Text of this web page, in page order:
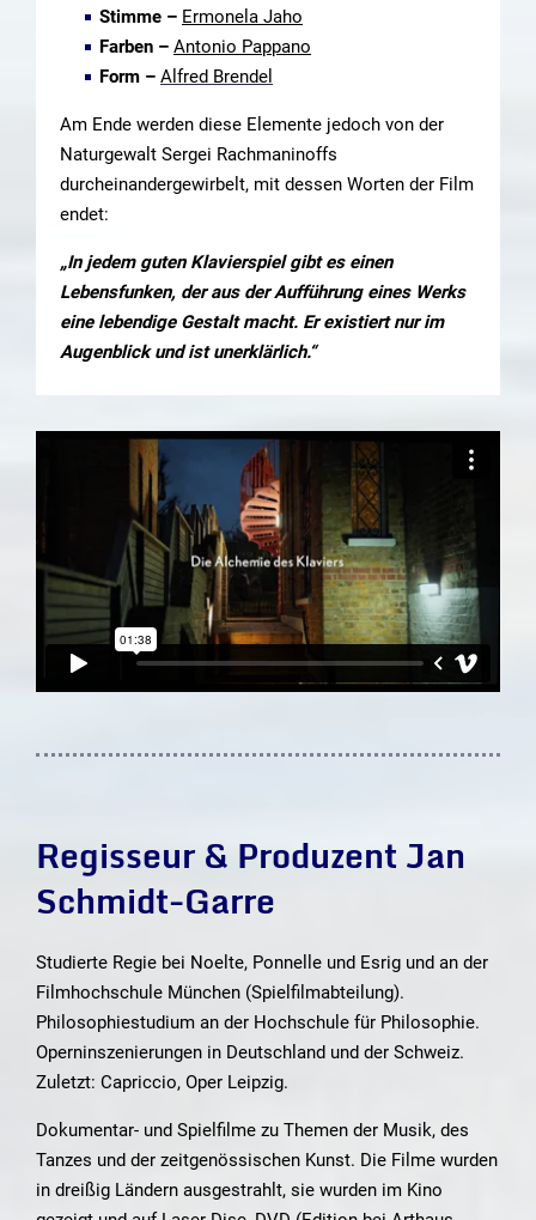
Stimme – Ermonela Jaho
Farben – Antonio Pappano
Form – Alfred Brendel
Am Ende werden diese Elemente jedoch von der
Naturgewalt Sergei Rachmaninoffs
durcheinandergewirbelt, mit dessen Worten der Film
endet:
„In jedem guten Klavierspiel gibt es einen
Lebensfunken, der aus der Aufführung eines Werks
eine lebendige Gestalt macht. Er existiert nur im
Augenblick und ist unerklärlich.“
Regisseur & Produzent Jan
Schmidt-Garre
Studierte Regie bei Noelte, Ponnelle und Esrig und an der
Filmhochschule München (Spielfilmabteilung).
Philosophiestudium an der Hochschule für Philosophie.
Operninszenierungen in Deutschland und der Schweiz.
Zuletzt: Capriccio, Oper Leipzig.
Dokumentar- und Spielfilme zu Themen der Musik, des
Tanzes und der zeitgenössischen Kunst. Die Filme wurden
in dreißig Ländern aus­ge­strahlt, sie wurden im Kino